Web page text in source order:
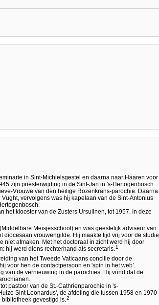
in Sint-Michielsgestel en daarna naar Haaren voor
zijn priesterwijding in de Sint-Jan in 's-Hertogenbosch.
Vrouwe van den heilige Rozenkrans-parochie. Daarna
vervolgens was hij kapelaan van de Sint-Antonius
het klooster van de Zusters Ursulinen, tot 1957. In deze
Meisjesschool) en was geestelijk adviseur van
vrouwengilde. Hij maakte tijd vrij voor de studie
afmaken. Met het doctoraal in zicht werd hij door
hij werd diens rechterhand als secretaris. 1
van het Tweede Vaticaans concilie door de
voor hen de contactpersoon en 'spin in het web’.
van de vernieuwing in de parochies. Hij vond dat de
pastoor van de St.-Cathrienparochie in 's-
Sint Leonardus', de afdeling die tussen 1958 en 1970
gevestigd is. 2